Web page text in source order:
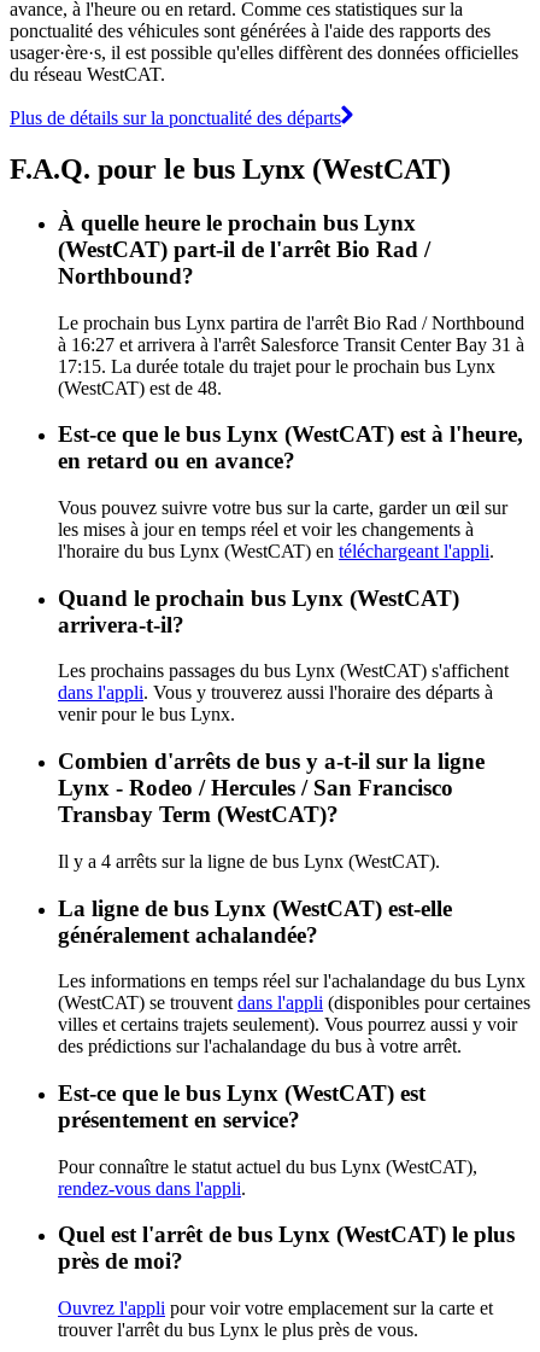
avance, à l'heure ou en retard. Comme ces statistiques sur la
ponctualité des véhicules sont générées à l'aide des rapports des
usager·ère·s, il est possible qu'elles diffèrent des données officielles
du réseau WestCAT.
Plus de détails sur la ponctualité des départs
F.A.Q. pour le bus Lynx (WestCAT)
À quelle heure le prochain bus Lynx
(WestCAT) part-il de l'arrêt Bio Rad /
Northbound?
Le prochain bus Lynx partira de l'arrêt Bio Rad / Northbound
à 16:27 et arrivera à l'arrêt Salesforce Transit Center Bay 31 à
17:15. La durée totale du trajet pour le prochain bus Lynx
(WestCAT) est de 48.
Est-ce que le bus Lynx (WestCAT) est à l'heure,
en retard ou en avance?
Vous pouvez suivre votre bus sur la carte, garder un œil sur
les mises à jour en temps réel et voir les changements à
l'horaire du bus Lynx (WestCAT) en téléchargeant l'appli.
Quand le prochain bus Lynx (WestCAT)
arrivera-t-il?
Les prochains passages du bus Lynx (WestCAT) s'affichent
dans l'appli. Vous y trouverez aussi l'horaire des départs à
venir pour le bus Lynx.
Combien d'arrêts de bus y a-t-il sur la ligne
Lynx - Rodeo / Hercules / San Francisco
Transbay Term (WestCAT)?
Il y a 4 arrêts sur la ligne de bus Lynx (WestCAT).
La ligne de bus Lynx (WestCAT) est-elle
généralement achalandée?
Les informations en temps réel sur l'achalandage du bus Lynx
(WestCAT) se trouvent dans l'appli (disponibles pour certaines
villes et certains trajets seulement). Vous pourrez aussi y voir
des prédictions sur l'achalandage du bus à votre arrêt.
Est-ce que le bus Lynx (WestCAT) est
présentement en service?
Pour connaître le statut actuel du bus Lynx (WestCAT),
rendez-vous dans l'appli.
Quel est l'arrêt de bus Lynx (WestCAT) le plus
près de moi?
Ouvrez l'appli pour voir votre emplacement sur la carte et
trouver l'arrêt du bus Lynx le plus près de vous.